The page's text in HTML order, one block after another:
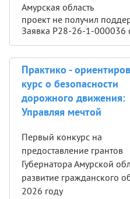
Амурская область
проект не получил
Заявка Р28-26-1-000036
Практико -
курс о безопасности
дорожного движения:
Управляя мечтой
Первый конкурс на
предоставление грантов
Губернатора Амурской
развитие гражданского
2026 году